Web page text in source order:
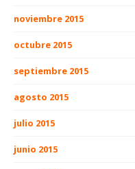
noviembre 2015
octubre 2015
septiembre 2015
agosto 2015
julio 2015
junio 2015